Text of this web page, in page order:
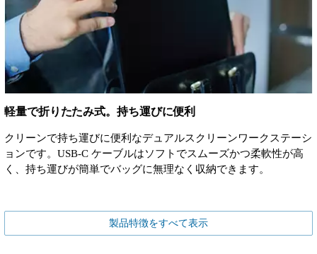
軽量で折りたたみ式。持ち運びに便利
クリーンで持ち運びに便利なデュアルスクリーンワークステーシ
ョンです。USB-C ケーブルはソフトでスムーズかつ柔軟性が高
く、持ち運びが簡単でバッグに無理なく収納できます。
製品特徴をすべて表示